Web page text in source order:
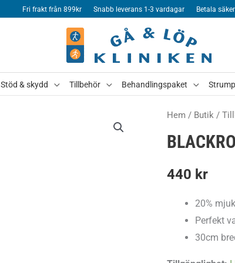
Fri frakt från 899kr Snabb leverans 1-3 vardagar Betala
Stöd & skydd Tillbehör Behandlingspaket
Hem / Butik /
440 kr
20%
Perfekt
30cm